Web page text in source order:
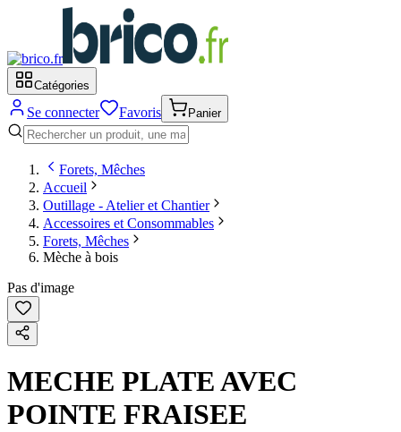
Catégories
Se connecter Favoris Panier
Forets, Mêches
Accueil
Outillage - Atelier et Chantier
Accessoires et Consommables
Forets, Mêches
Mèche à bois
Pas d'image
MECHE PLATE AVEC
POINTE FRAISEE